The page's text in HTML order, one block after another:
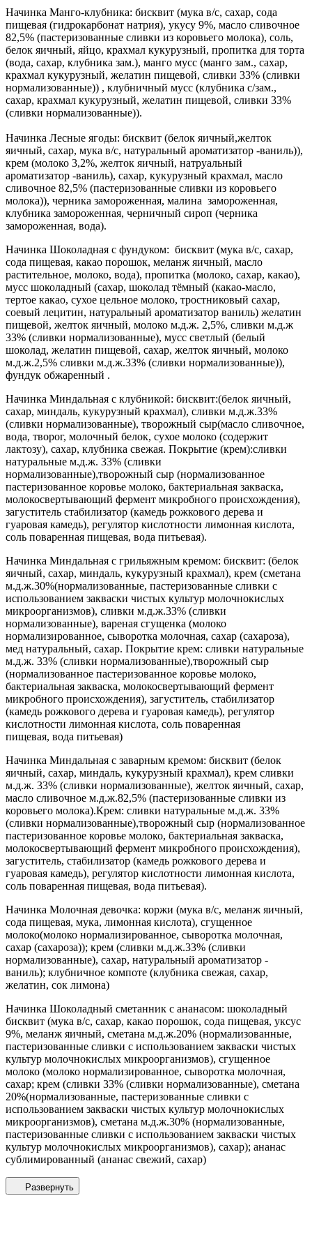
Начинка Манго-клубника: бисквит (мука в/с, сахар, сода
пищевая (гидрокарбонат натрия), укусу 9%, масло сливочное
82,5% (пастеризованные сливки из коровьего молока), соль,
белок яичный, яйцо, крахмал кукурузный, пропитка для торта
(вода, сахар, клубника зам.), манго мусс (манго зам., сахар,
крахмал кукурузный, желатин пищевой, сливки 33% (сливки
нормализованные)) , клубничный мусс (клубника с/зам.,
сахар, крахмал кукурузный, желатин пищевой, сливки 33%
(сливки нормализованные)).
Начинка Лесные ягоды: бисквит (белок яичный,желток
яичный, сахар, мука в/с, натуральный ароматизатор -ваниль)),
крем (молоко 3,2%, желток яичный, натруальный
ароматизатор -ваниль), сахар, кукурузный крахмал, масло
сливочное 82,5% (пастеризованные сливки из коровьего
молока)), черника замороженная, малина замороженная,
клубника замороженная, черничный сироп (черника
замороженная, вода).
Начинка Шоколадная с фундуком: бисквит (мука в/с, сахар,
сода пищевая, какао порошок, меланж яичный, масло
растительное, молоко, вода), пропитка (молоко, сахар, какао),
мусс шоколадный (сахар, шоколад тёмный (какао-масло,
тертое какао, сухое цельное молоко, тростниковый сахар,
соевый лецитин, натуральный ароматизатор ваниль) желатин
пищевой, желток яичный, молоко м.д.ж. 2,5%, сливки м.д.ж
33% (сливки нормализованные), мусс светлый (белый
шоколад, желатин пищевой, сахар, желток яичный, молоко
м.д.ж.2,5% сливки м.д.ж.33% (сливки нормализованные)),
фундук обжаренный .
Начинка Миндальная с клубникой: бисквит:(белок яичный,
сахар, миндаль, кукурузный крахмал), сливки м.д.ж.33%
(сливки нормализованные), творожный сыр(масло сливочное,
вода, творог, молочный белок, сухое молоко (содержит
лактозу), сахар, клубника свежая. Покрытие (крем):сливки
натуральные м.д.ж. 33% (сливки
нормализованные),творожный сыр (нормализованное
пастеризованное коровье молоко, бактериальная закваска,
молокосвертывающий фермент микробного происхождения),
загуститель стабилизатор (камедь рожкового дерева и
гуаровая камедь), регулятор кислотности лимонная кислота,
соль поваренная пищевая, вода питьевая).
Начинка Миндальная с грильяжным кремом: бисквит: (белок
яичный, сахар, миндаль, кукурузный крахмал), крем (сметана
м.д.ж.30%(нормализованные, пастеризованные сливки с
использованием закваски чистых культур молочнокислых
микроорганизмов), сливки м.д.ж.33% (сливки
нормализованные), вареная сгущенка (молоко
нормализированное, сыворотка молочная, сахар (сахароза),
мед натуральный, сахар. Покрытие крем: сливки натуральные
м.д.ж. 33% (сливки нормализованные),творожный сыр
(нормализованное пастеризованное коровье молоко,
бактериальная закваска, молокосвертывающий фермент
микробного происхождения), загуститель, стабилизатор
(камедь рожкового дерева и гуаровая камедь), регулятор
кислотности лимонная кислота, соль поваренная
пищевая, вода питьевая)
Начинка Миндальная с заварным кремом: бисквит (белок
яичный, сахар, миндаль, кукурузный крахмал), крем сливки
м.д.ж. 33% (сливки нормализованные), желток яичный, сахар,
масло сливочное м.д.ж.82,5% (пастеризованные сливки из
коровьего молока).Крем: сливки натуральные м.д.ж. 33%
(сливки нормализованные),творожный сыр (нормализованное
пастеризованное коровье молоко, бактериальная закваска,
молокосвертывающий фермент микробного происхождения),
загуститель, стабилизатор (камедь рожкового дерева и
гуаровая камедь), регулятор кислотности лимонная кислота,
соль поваренная пищевая, вода питьевая).
Начинка Молочная девочка: коржи (мука в/с, меланж яичный,
сода пищевая, мука, лимонная кислота), сгущенное
молоко(молоко нормализированное, сыворотка молочная,
сахар (сахароза)); крем (сливки м.д.ж.33% (сливки
нормализованные), сахар, натуральный ароматизатор -
ваниль); клубничное компоте (клубника свежая, сахар,
желатин, сок лимона)
Начинка Шоколадный сметанник с ананасом: шоколадный
бисквит (мука в/с, сахар, какао порошок, сода пищевая, уксус
9%, меланж яичный, сметана м.д.ж.20% (нормализованные,
пастеризованные сливки с использованием закваски чистых
культур молочнокислых микроорганизмов), сгущенное
молоко (молоко нормализированное, сыворотка молочная,
сахар; крем (сливки 33% (сливки нормализованные), сметана
20%(нормализованные, пастеризованные сливки с
использованием закваски чистых культур молочнокислых
микроорганизмов), сметана м.д.ж.30% (нормализованные,
пастеризованные сливки с использованием закваски чистых
культур молочнокислых микроорганизмов), сахар); ананас
сублимированный (ананас свежий, сахар)
Развернуть